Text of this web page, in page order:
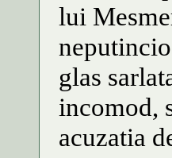
lui
glas
incomod,
acuzatia